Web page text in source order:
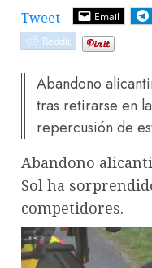
Tweet Email
Reddit
Abandono
tras retirarse en
repercusión de
Abandono
Sol ha
competidores.